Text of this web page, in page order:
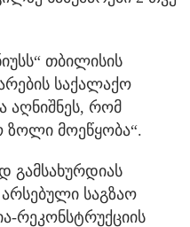
თბილისის
საქალაქო
აღნიშნეს, რომ
ზოლი მოეწყობა“.
გამსახურდიას
საგზაო
რეკონსტრუქციის